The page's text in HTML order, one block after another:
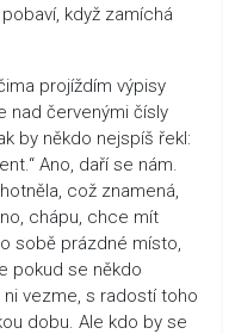
když zamíchá
projíždím výpisy
nad červenými čísly
by někdo nejspíš řekl:
Ano, daří se nám.
což znamená,
chápu, chce mít
sobě prázdné místo,
pokud se někdo
vezme, s radostí toho
dobu. Ale kdo by se